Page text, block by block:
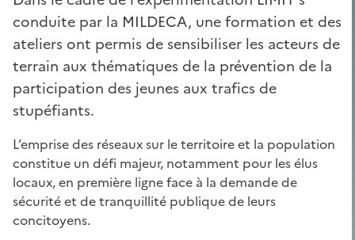
conduite par la MILDECA, une formation et des
ateliers ont permis de sensibiliser les acteurs de
terrain aux thématiques de la prévention de la
participation des jeunes aux trafics de
stupéfiants.
L’emprise des réseaux sur le territoire et la population
constitue un défi majeur, notamment pour les élus
locaux, en première ligne face à la demande de
sécurité et de tranquillité publique de leurs
concitoyens.